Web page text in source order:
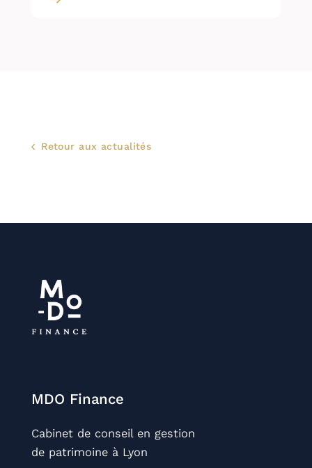
Retour aux actualités
MDO Finance
Cabinet de conseil en gestion
de patrimoine à Lyon